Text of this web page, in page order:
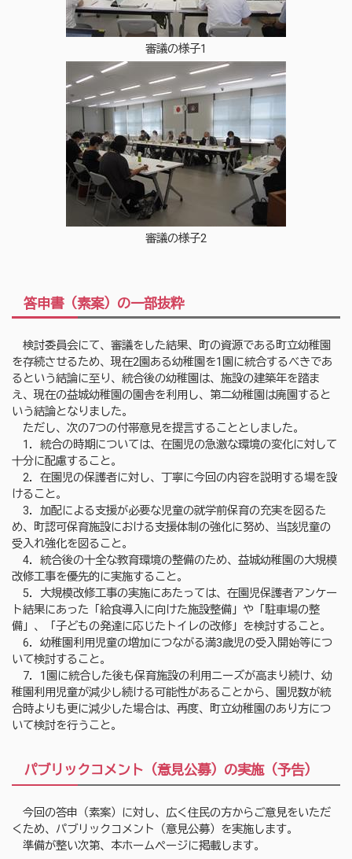
審議の様子1
審議の様子2
答申書（素案）の一部抜粋
検討委員会にて、審議をした結果、町の資源である町立幼稚園
を存続させるため、現在2園ある幼稚園を1園に統合するべきであ
るという結論に至り、統合後の幼稚園は、施設の建築年を踏ま
え、現在の益城幼稚園の園舎を利用し、第二幼稚園は廃園すると
いう結論となりました。
ただし、次の7つの付帯意見を提言することとしました。
1．統合の時期については、在園児の急激な環境の変化に対して
十分に配慮すること。
2．在園児の保護者に対し、丁寧に今回の内容を説明する場を設
けること。
3．加配による支援が必要な児童の就学前保育の充実を図るた
め、町認可保育施設における支援体制の強化に努め、当該児童の
受入れ強化を図ること。
4．統合後の十全な教育環境の整備のため、益城幼稚園の大規模
改修工事を優先的に実施すること。
5．大規模改修工事の実施にあたっては、在園児保護者アンケー
ト結果にあった「給食導入に向けた施設整備」や「駐車場の整
備」、「子どもの発達に応じたトイレの改修」を検討すること。
6．幼稚園利用児童の増加につながる満3歳児の受入開始等につ
いて検討すること。
7．1園に統合した後も保育施設の利用ニーズが高まり続け、幼
稚園利用児童が減少し続ける可能性があることから、園児数が統
合時よりも更に減少した場合は、再度、町立幼稚園のあり方につ
いて検討を行うこと。
パブリックコメント（意見公募）の実施（予告）
今回の答申（素案）に対し、広く住民の方からご意見をいただ
くため、パブリックコメント（意見公募）を実施します。
準備が整い次第、本ホームページに掲載します。